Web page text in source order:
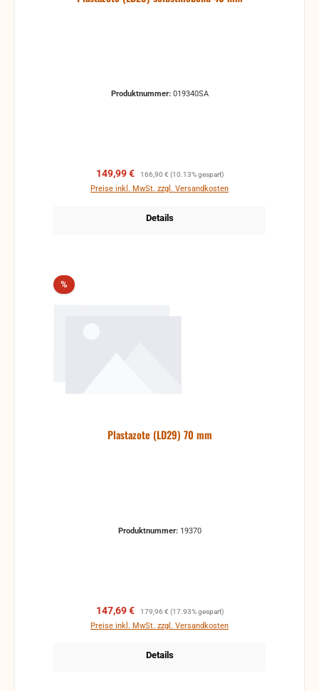
Produktnummer: 019340SA
Verkaufspreis:
149,99 € Regulärer Preis:
166,90 € (10.13% gespart)
Preise inkl. MwSt. zzgl. Versandkosten
Details
%Rabatt
Plastazote (LD29) 70 mm
Produktnummer: 19370
Verkaufspreis:
147,69 € Regulärer Preis:
179,96 € (17.93% gespart)
Preise inkl. MwSt. zzgl. Versandkosten
Details